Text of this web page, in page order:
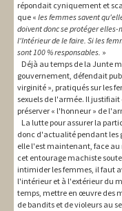
répondait cyniquement et
que « les femmes savent
doivent donc se protéger
l'Intérieur de le faire. Si les
sont 100 % responsables. »
Déjà au temps de la Junte
gouvernement, défendait
virginité », pratiqués sur les
sexuels de l'armée. Il
préserver « l'honneur » de
La lutte pour assurer la
donc d'actualité pendant les
elle l'est maintenant, face
cet entourage machiste
intimider les femmes, il faut
l'intérieur et à l'extérieur du
temps, mettre en œuvre des
de bandits et de violeurs au